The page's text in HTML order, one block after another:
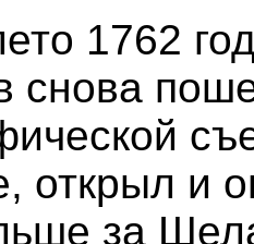
1762
снова
открыл и
за